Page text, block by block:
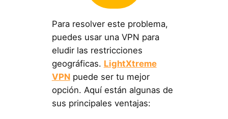
Para resolver este problema,
puedes usar una VPN para
eludir las restricciones
geográficas. LightXtreme
VPNpuede ser tu mejor
opción. Aquí están algunas de
sus principales ventajas: